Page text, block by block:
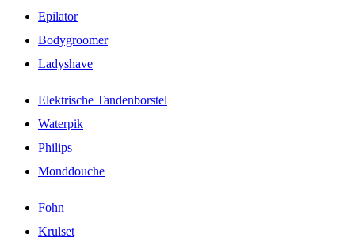
Epilator
Bodygroomer
Ladyshave
Elektrische Tandenborstel
Waterpik
Philips
Monddouche
Fohn
Krulset